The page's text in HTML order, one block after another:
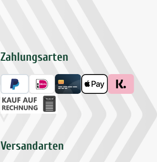
Zahlungsarten
Versandarten